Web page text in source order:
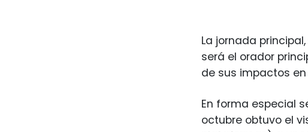
La jornada
será el orador
de sus impactos en
En forma especial
octubre obtuvo el